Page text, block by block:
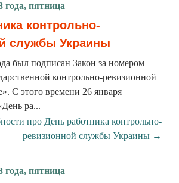
года, пятница
контрольно-
службы Украины
был подписан Закон за номером
контрольно-ревизионной
С этого времени 26 января
ра...
про День работника контрольно-
ревизионной службы Украины →
года, пятница